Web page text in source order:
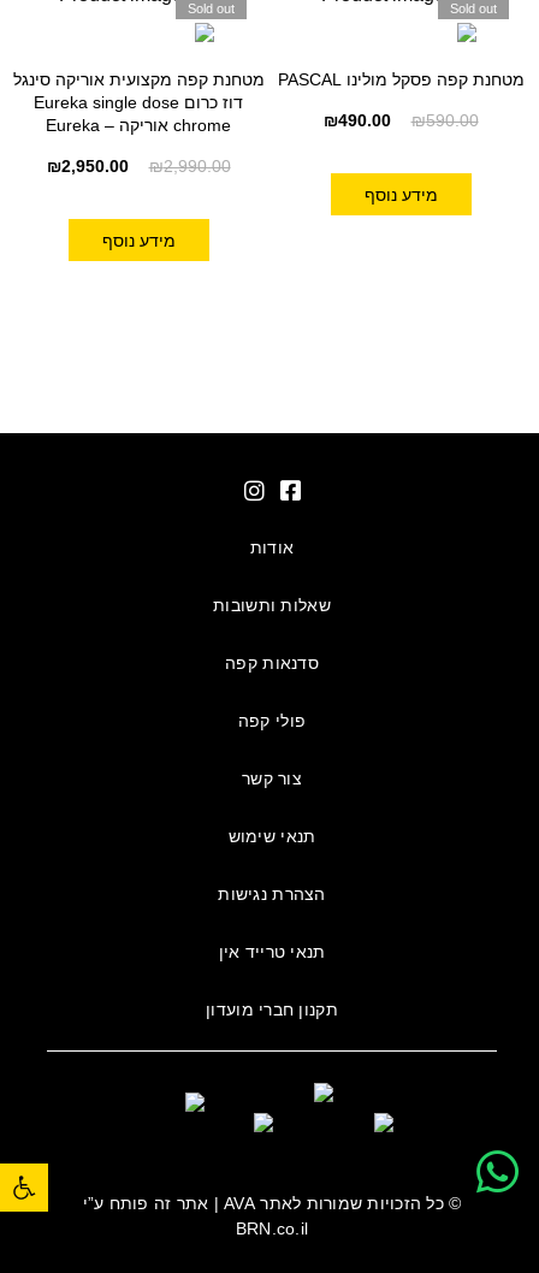
פתח סרגל נגישות
Sold out
מטחנת קפה פסקל מולינו PASCAL
₪590.00
₪490.00
מידע נוסף
Sold out
מטחנת קפה מקצועית אוריקה סינגל
דוז כרום Eureka single dose
chrome אוריקה – Eureka
₪2,990.00
₪2,950.00
מידע נוסף
אודות
שאלות ותשובות
סדנאות קפה
פולי קפה
צור קשר
תנאי שימוש
הצהרת נגישות
תנאי טרייד אין
תקנון חברי מועדון
© כל הזכויות שמורות לאתרAVA| אתר זה פותח ע”י
BRN.co.il